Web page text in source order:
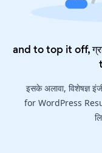
and to top it off,
इसके अलावा, विशेषज्ञ
for WordPress